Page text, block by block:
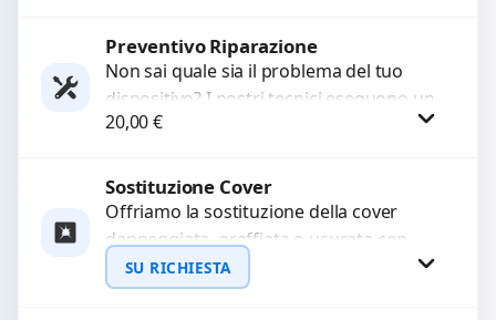
Procedi
Preventivo Riparazione
Non sai quale sia il problema del tuo
dispositivo? I nostri tecnici eseguono un
check-up completo con strumenti
20,00€
Procedi
Sostituzione Cover
Offriamo la sostituzione della cover
danneggiata, graffiata o usurata con
ricambi di alta qualità e garantiti.
Ripristiniamo l’aspetto estetico e...
SU RICHIESTA